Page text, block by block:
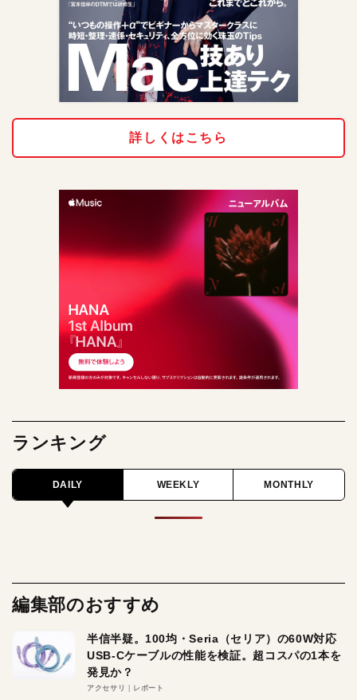
詳しくはこちら
ランキング
DAILY WEEKLY MONTHLY
編集部のおすすめ
半信半疑。100均・Seria（セリア）の60W対応
USB-Cケーブルの性能を検証。超コスパの1本を
発見か？
アクセサリ レポート